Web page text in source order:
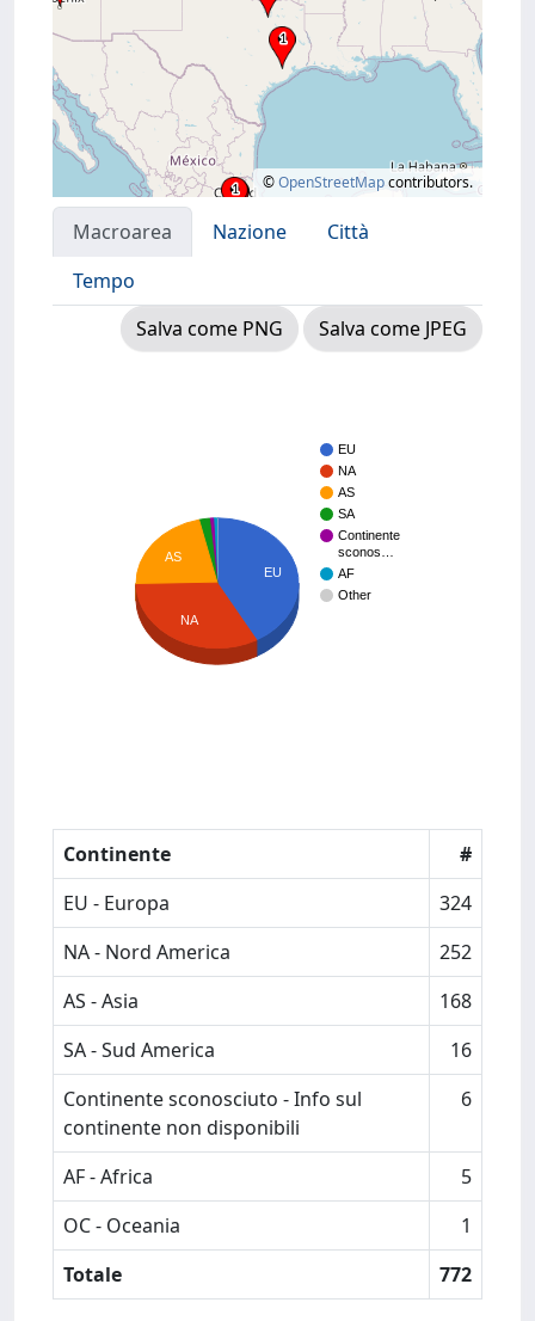
©OpenStreetMapcontributors.
Macroarea Nazione
Città
Tempo
Salva come PNG
Salva come JPEG
EU
NA
AS
SA
Continente
sconos…
AF
Other
EU
AS
NA
Continente
#
EU - Europa
324
NA - Nord America
252
AS - Asia
168
SA - Sud America
16
Continente sconosciuto - Info sul
continente non disponibili
6
AF - Africa
5
OC - Oceania
1
Totale
772